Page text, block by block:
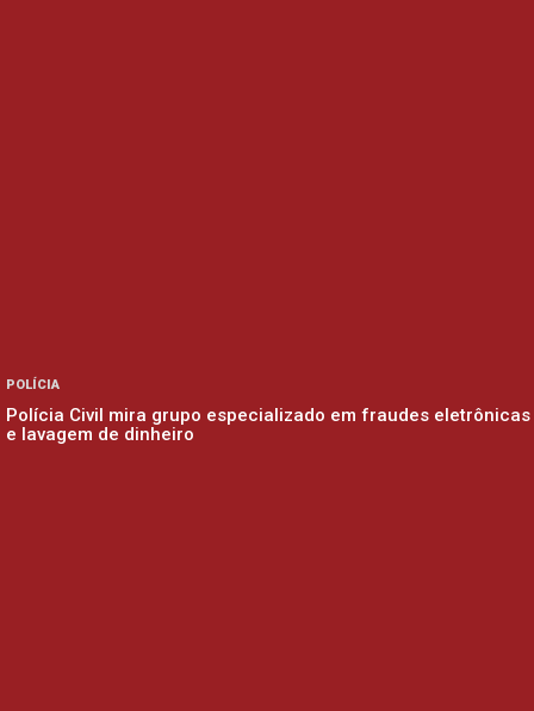
POLÍCIA
Polícia Civil mira grupo especializado em fraudes eletrônicas
e lavagem de dinheiro